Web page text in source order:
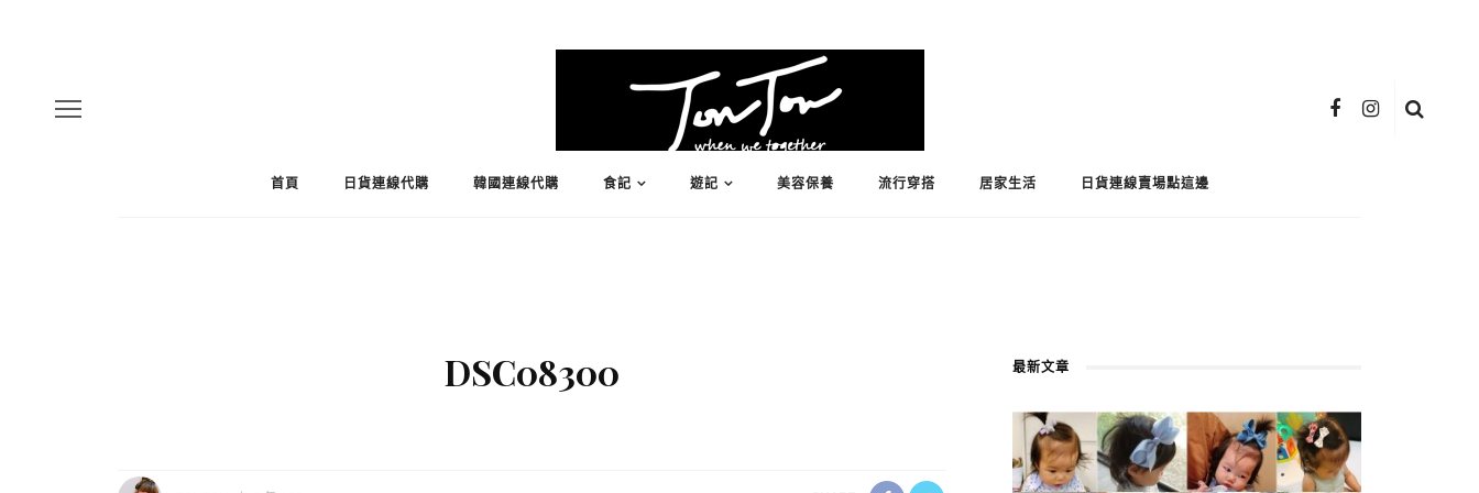
首頁 日貨連線代購 韓國連線代購 食記 遊記 美容保養 流行穿搭 居家生活 日貨連線賣場點這邊
DSC08300 最新文章